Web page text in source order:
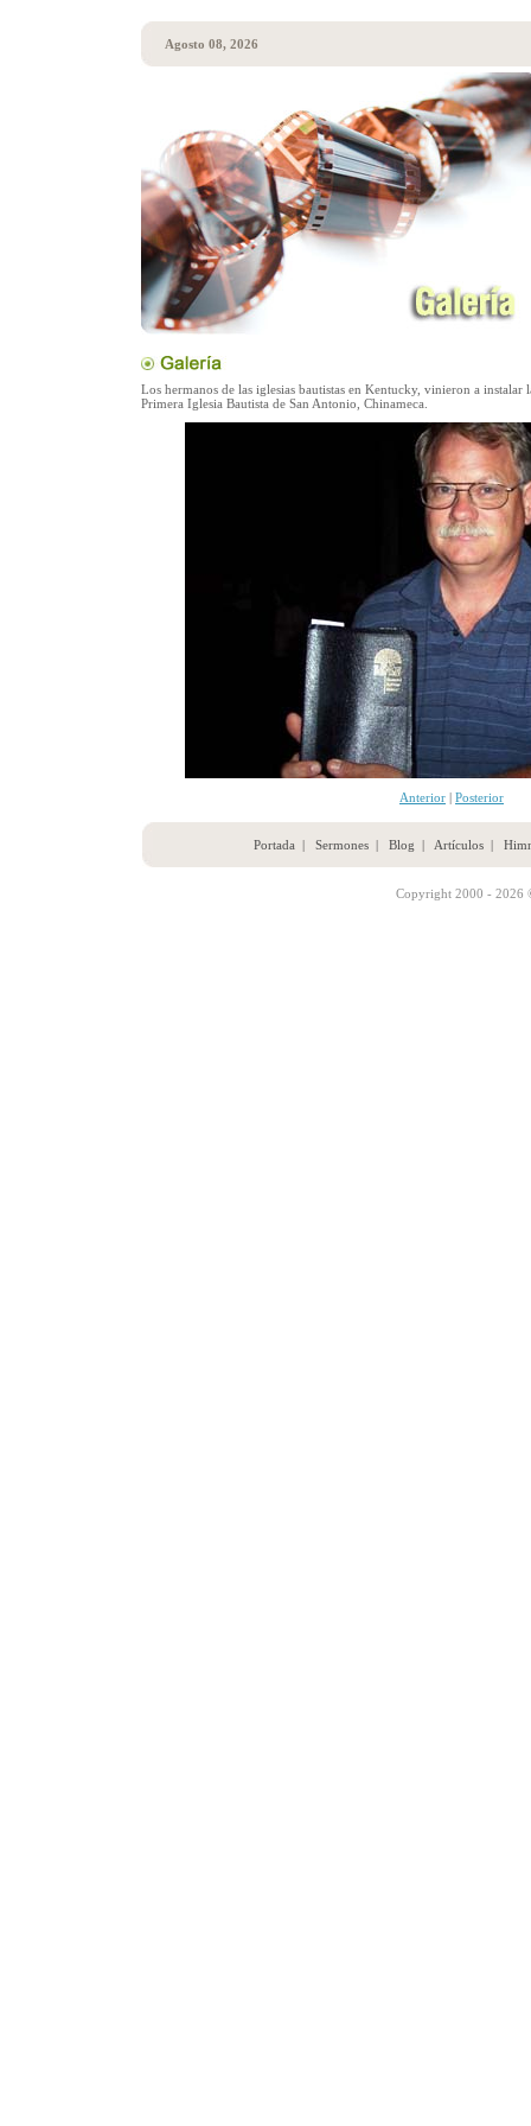
Agosto 08, 2026
Los hermanos de las iglesias bautistas en Kentucky, vinieron a instalar
Primera Iglesia Bautista de San Antonio, Chinameca.
Anterior | Posterior
Portada | Sermones| Blog | Artículos|
Copyright 2000 - 2026